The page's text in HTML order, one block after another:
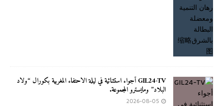
GIL24-TV أجواء استثنائية في ليلة الاحتفاء المغربية بكورال “ولاد
البلاد” ومايسترو المجموعة.
2026-08-05